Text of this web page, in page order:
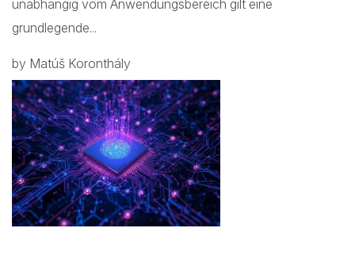
unabhängig vom Anwendungsbereich gilt eine
grundlegende...
by Matúš Koronthály